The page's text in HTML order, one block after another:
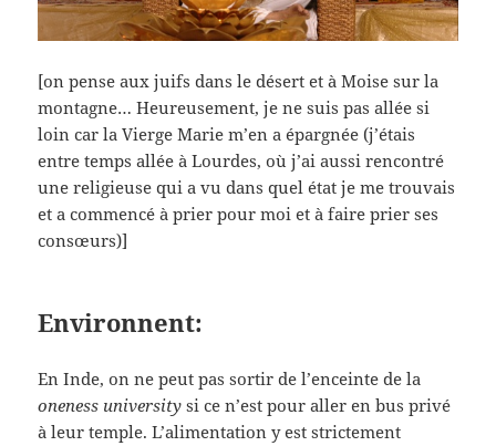
[on pense aux juifs dans le désert et à Moise sur la
montagne… Heureusement, je ne suis pas allée si
loin car la Vierge Marie m’en a épargnée (j’étais
entre temps allée à Lourdes, où j’ai aussi rencontré
une religieuse qui a vu dans quel état je me trouvais
et a commencé à prier pour moi et à faire prier ses
consœurs)]
Environnent:
En Inde, on ne peut pas sortir de l’enceinte de la
oneness university si ce n’est pour aller en bus privé
à leur temple. L’alimentation y est strictement